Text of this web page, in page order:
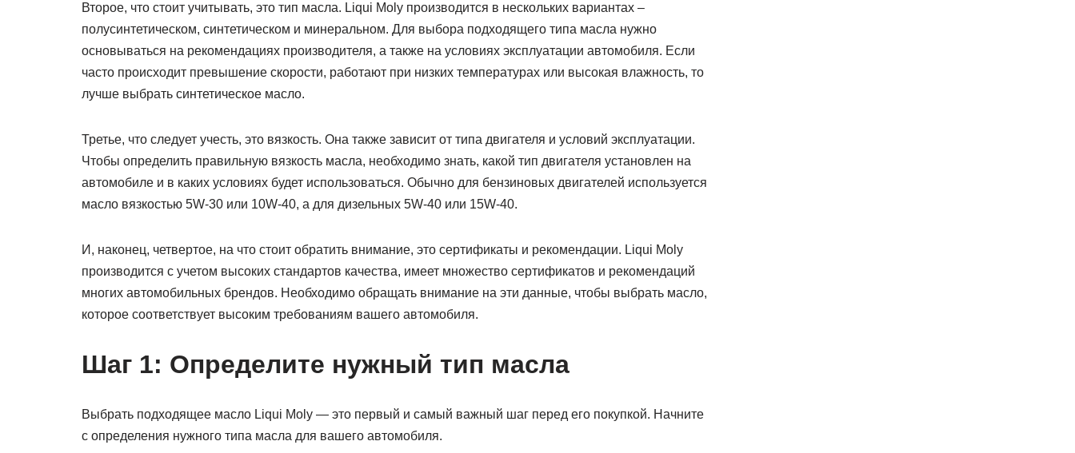
Второе, что стоит учитывать, это тип масла. Liqui Moly производится в нескольких вариантах –
полусинтетическом, синтетическом и минеральном. Для выбора подходящего типа масла нужно
основываться на рекомендациях производителя, а также на условиях эксплуатации автомобиля. Если
часто происходит превышение скорости, работают при низких температурах или высокая влажность, то
лучше выбрать синтетическое масло.
Третье, что следует учесть, это вязкость. Она также зависит от типа двигателя и условий эксплуатации.
Чтобы определить правильную вязкость масла, необходимо знать, какой тип двигателя установлен на
автомобиле и в каких условиях будет использоваться. Обычно для бензиновых двигателей используется
масло вязкостью 5W-30 или 10W-40, а для дизельных 5W-40 или 15W-40.
И, наконец, четвертое, на что стоит обратить внимание, это сертификаты и рекомендации. Liqui Moly
производится с учетом высоких стандартов качества, имеет множество сертификатов и рекомендаций
многих автомобильных брендов. Необходимо обращать внимание на эти данные, чтобы выбрать масло,
которое соответствует высоким требованиям вашего автомобиля.
Шаг 1: Определите нужный тип масла
Выбрать подходящее масло Liqui Moly — это первый и самый важный шаг перед его покупкой. Начните
с определения нужного типа масла для вашего автомобиля.